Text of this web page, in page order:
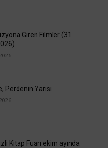
Giren Filmler (31
Perdenin Yarısı
Kitap Fuarı ekim ayında